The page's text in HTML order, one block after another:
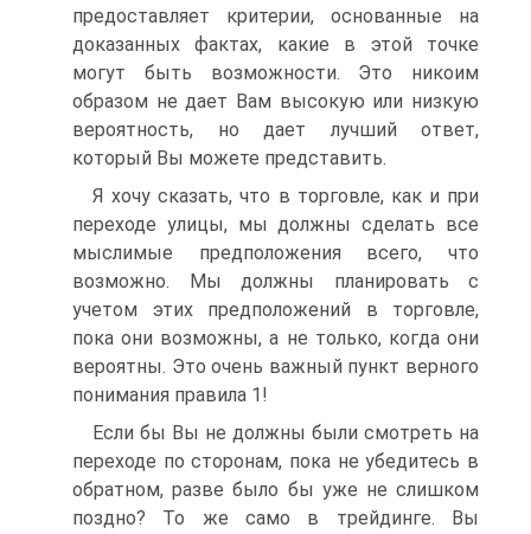
предоставляет критерии, основанные на
доказанных фактах, какие в этой точке
могут быть возможности. Это никоим
образом не дает Вам высокую или низкую
вероятность, но дает лучший ответ,
который Вы можете представить.
Я хочу сказать, что в торговле, как и при
переходе улицы, мы должны сделать все
мыслимые предположения всего, что
возможно. Мы должны планировать с
учетом этих предположений в торговле,
пока они возможны, а не только, когда они
вероятны. Это очень важный пункт верного
понимания правила 1!
Если бы Вы не должны были смотреть на
переходе по сторонам, пока не убедитесь в
обратном, разве было бы уже не слишком
поздно? То же само в трейдинге. Вы